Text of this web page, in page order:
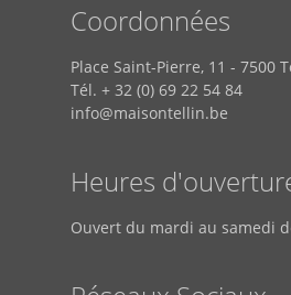
Coordonnées
Place Saint-Pierre, 11 - 7500
Tél. + 32 (0) 69 22 54 84
info@maisontellin.be
Heures
Ouvert du mardi au samedi